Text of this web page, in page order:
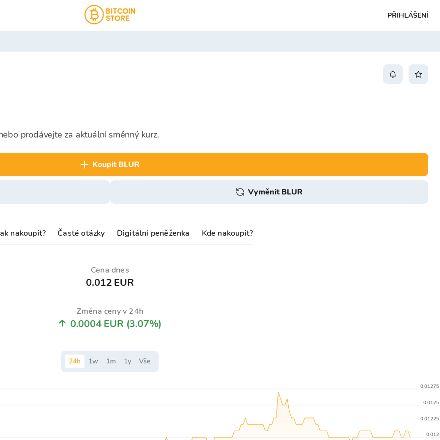
PŘIHLÁŠENÍ
prodávejte za aktuální směnný kurz.
koupit BLUR
Vyměnit BLUR
nakoupit? Časté otázky Digitální peněženka Kde nakoupit?
Cena dnes
0.012 EUR
Změna ceny v 24h
0.0004 EUR (3.07%)
24h 1w 1m 1y Vše
0.012
0.01225
0.0125
0.01275